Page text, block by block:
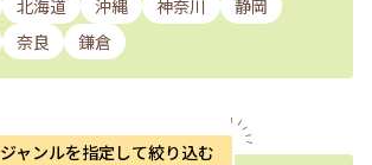
北海道 沖縄 神奈川
静岡
奈良 鎌倉
ジャンルを指定して絞り込む